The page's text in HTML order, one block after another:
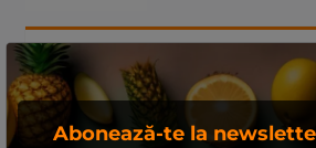
Descoperă savoarea intensă și
din Pachetul 3 x suc de rodie de la
Acest suc natural este un
Abonează-te la